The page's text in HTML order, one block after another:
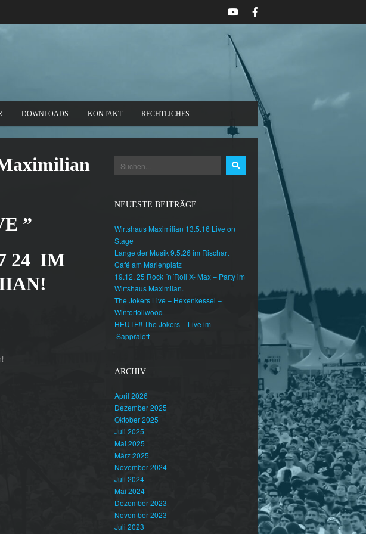
DOWNLOADS KONTAKT RECHTLICHES
”
24 IM
NEUESTE BEITRÄGE
Wirtshaus Maximilian 13.5.16 Live on
Stage
Lange der Musik 9.5.26 im Rischart
Café am Marienplatz
19.12. 25 Rock ´n´Roll X- Max – Party im
Wirtshaus Maximilan.
The Jokers Live – Hexenkessel –
Wintertollwood
HEUTE!! The Jokers – Live im
Sappralott
ARCHIV
April 2026
Dezember 2025
Oktober 2025
Juli 2025
Mai 2025
März 2025
November 2024
Juli 2024
Mai 2024
Dezember 2023
November 2023
Juli 2023